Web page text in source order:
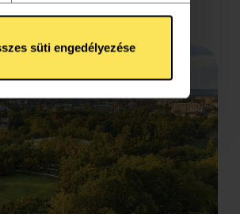
azSüti Tájékoztató
süti engedélyezése